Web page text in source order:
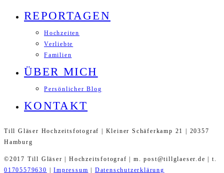
REPORTAGEN
Hochzeiten
Verliebte
Familien
ÜBER MICH
Persönlicher Blog
KONTAKT
Till Gläser Hochzeitsfotograf | Kleiner Schäferkamp 21 | 20357
Hamburg
©2017 Till Gläser | Hochzeitsfotograf | m. post@tillglaeser.de | t.
01705579630
|Impressum Datenschutzerklärung